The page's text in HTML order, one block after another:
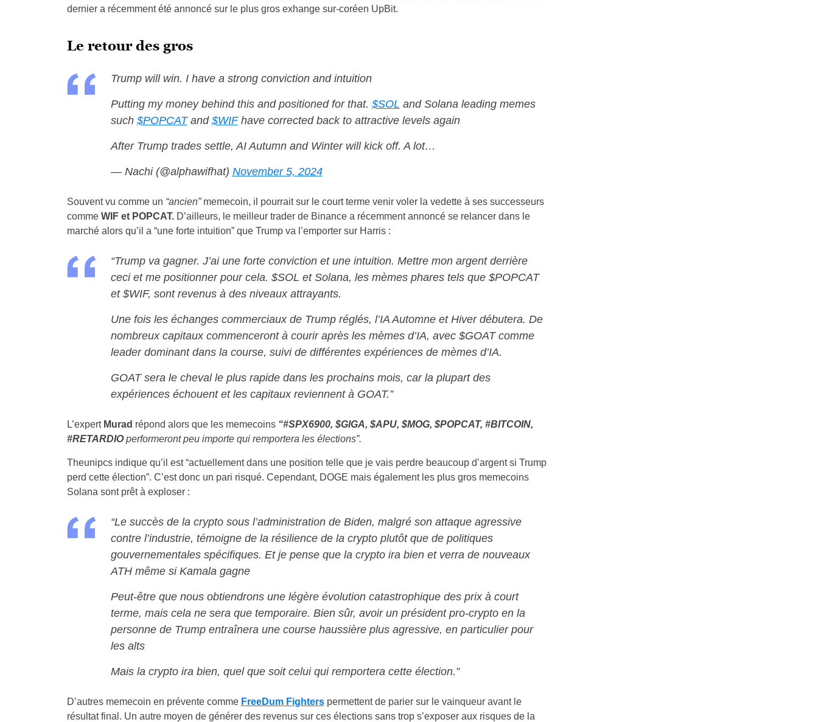
dernier a récemment été annoncé sur le plus gros exhange sur-coréen UpBit.
Le retour des gros
Trump will win. I have a strong conviction and intuition
Putting my money behind this and positioned for that. $SOL and Solana leading memes
such $POPCATand $WIFhave corrected back to attractive levels again
After Trump trades settle, AI Autumn and Winter will kick off. A lot…
— Nachi (@alphawifhat) November 5, 2024
Souvent vu comme un “ancien”memecoin, il pourrait sur le court terme venir voler la vedette à ses successeurs
comme WIF et POPCAT.D’ailleurs, le meilleur trader de Binance a récemment annoncé se relancer dans le
marché alors qu’il a “une forte intuition” que Trump va l’emporter sur Harris :
“Trump va gagner. J’ai une forte conviction et une intuition. Mettre mon argent derrière
ceci et me positionner pour cela. $SOL et Solana, les mèmes phares tels que $POPCAT
et $WIF, sont revenus à des niveaux attrayants.
Une fois les échanges commerciaux de Trump réglés, l’IA Automne et Hiver débutera. De
nombreux capitaux commenceront à courir après les mèmes d’IA, avec $GOAT comme
leader dominant dans la course, suivi de différentes expériences de mèmes d’IA.
GOAT sera le cheval le plus rapide dans les prochains mois, car la plupart des
expériences échouent et les capitaux reviennent à GOAT.”
L’expert Murad répond alors que les memecoins “#SPX6900, $GIGA, $APU, $MOG, $POPCAT, #BITCOIN,
#RETARDIO performeront peu importe qui remportera les élections”.
Theunipcs indique qu’il est “actuellement dans une position telle que je vais perdre beaucoup d’argent si Trump
perd cette élection”. C’est donc un pari risqué. Cependant, DOGE mais également les plus gros memecoins
Solana sont prêt à exploser :
“Le succès de la crypto sous l’administration de Biden, malgré son attaque agressive
contre l’industrie, témoigne de la résilience de la crypto plutôt que de politiques
gouvernementales spécifiques. Et je pense que la crypto ira bien et verra de nouveaux
ATH même si Kamala gagne
Peut-être que nous obtiendrons une légère évolution catastrophique des prix à court
terme, mais cela ne sera que temporaire. Bien sûr, avoir un président pro-crypto en la
personne de Trump entraînera une course haussière plus agressive, en particulier pour
les alts
Mais la crypto ira bien, quel que soit celui qui remportera cette élection.”
D’autres memecoin en prévente comme FreeDum Fighterspermettent de parier sur le vainqueur avant le
résultat final. Un autre moyen de générer des revenus sur ces élections sans trop s’exposer aux risques de la